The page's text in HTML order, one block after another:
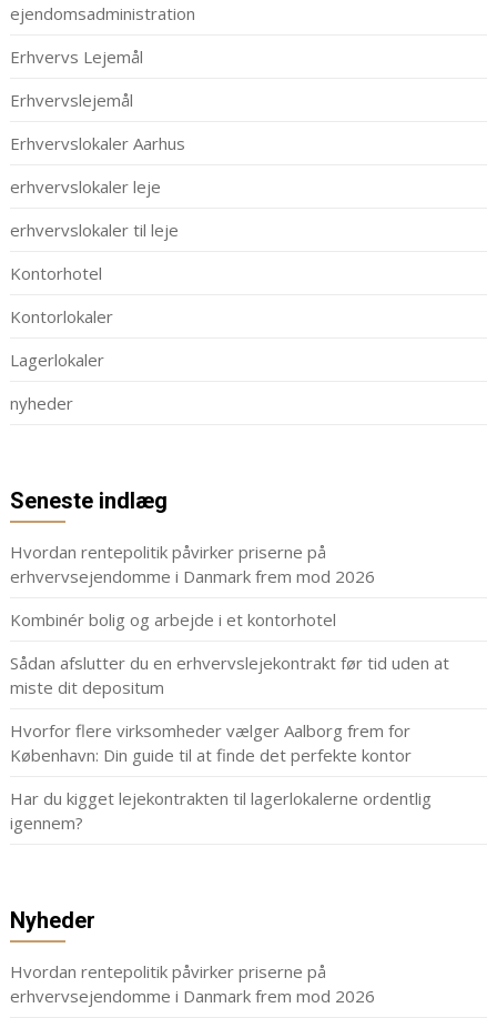
ejendomsadministration
Erhvervs Lejemål
Erhvervslejemål
Erhvervslokaler Aarhus
erhvervslokaler leje
erhvervslokaler til leje
Kontorhotel
Kontorlokaler
Lagerlokaler
nyheder
Seneste indlæg
Hvordan rentepolitik påvirker priserne på
erhvervsejendomme i Danmark frem mod 2026
Kombinér bolig og arbejde i et kontorhotel
Sådan afslutter du en erhvervslejekontrakt før tid uden at
miste dit depositum
Hvorfor flere virksomheder vælger Aalborg frem for
København: Din guide til at finde det perfekte kontor
Har du kigget lejekontrakten til lagerlokalerne ordentlig
igennem?
Nyheder
Hvordan rentepolitik påvirker priserne på
erhvervsejendomme i Danmark frem mod 2026